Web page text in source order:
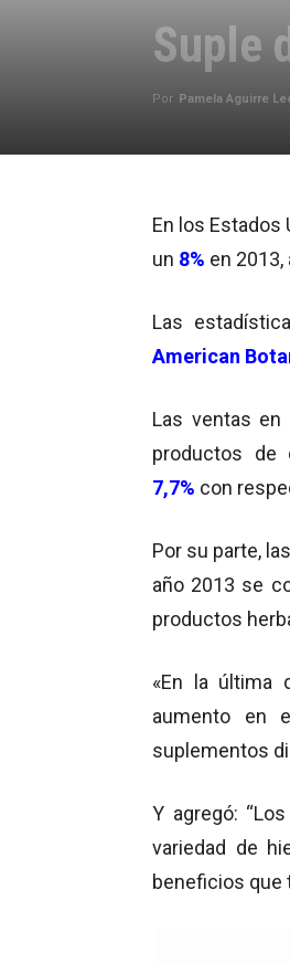
Suple
Por Pamela Aguirre
En los Estados
un 8% en
Las
American
Las ventas en
productos de
7,7% con
Por su parte,
año 2013 se
productos
«En la última
aumento en
suplementos
Y agregó:
variedad de
beneficios que